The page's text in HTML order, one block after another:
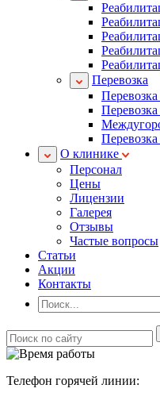
Перевозка
О клинике
Персонал
Цены
Лицензии
Галерея
Отзывы
Частые вопросы
Статьи
Акции
Контакты
Телефон горячей линии: